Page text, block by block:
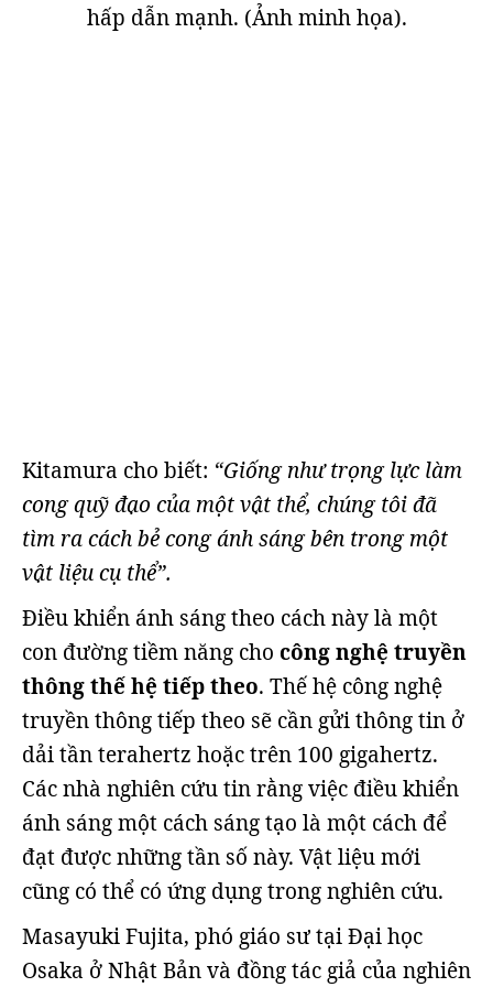
hấp dẫn mạnh. (Ảnh minh họa).
Kitamura cho biết: “Giống như trọng lực làm
cong quỹ đạo của một vật thể, chúng tôi đã
tìm ra cách bẻ cong ánh sáng bên trong một
vật liệu cụ thể”.
Điều khiển ánh sáng theo cách này là một
con đường tiềm năng cho công nghệ truyền
thông thế hệ tiếp theo. Thế hệ công nghệ
truyền thông tiếp theo sẽ cần gửi thông tin ở
dải tần terahertz hoặc trên 100 gigahertz.
Các nhà nghiên cứu tin rằng việc điều khiển
ánh sáng một cách sáng tạo là một cách để
đạt được những tần số này. Vật liệu mới
cũng có thể có ứng dụng trong nghiên cứu.
Masayuki Fujita, phó giáo sư tại Đại học
Osaka ở Nhật Bản và đồng tác giả của nghiên